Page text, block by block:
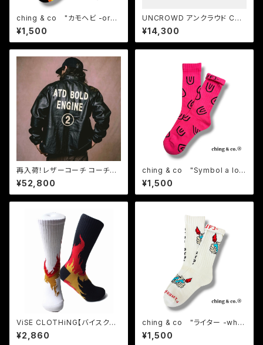
ching & co "カモヘビ -oran
ge-" Socks チンアンドコー
¥1,500
UNCROWD アンクラウド COR
OLLA 2026 バイカーシェード
サングラス
¥14,300
再入荷！レザーコーチ コーチジ
ャケット AT-DIRTY アットダー
ティー BOLD LEATHER COA
CH JACKET
¥52,800
ching & co "Symbol a lot
-pink-" Socks チンアンドコー
¥1,500
ViSE CLOTHiNG【バイスクロ
ージング】DEViL'S Cotton So
cks
¥2,860
ching & co "ライター -whit
e-" Socks チンアンドコー
¥1,500